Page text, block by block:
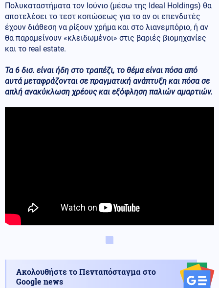
Πολυκαταστήματα τον Ιούνιο (μέσω της Ideal Holdings) θα
αποτελέσει το τεστ κοπώσεως για το αν οι επενδυτές
έχουν διάθεση να ρίξουν χρήμα και στο λιανεμπόριο, ή αν
θα παραμείνουν «κλειδωμένοι» στις βαριές βιομηχανίες
και το real estate.
Τα 6 δισ. είναι ήδη στο τραπέζι, το θέμα είναι πόσα από
αυτά μεταφράζονται σε πραγματική ανάπτυξη και πόσα σε
απλή ανακύκλωση χρέους και εξόφληση παλιών αμαρτιών.
Ακολουθήστε το Πενταπόσταγμα στο
Google news